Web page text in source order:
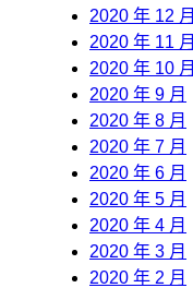
2020 年 12 月
2020 年 11 月
2020 年 10 月
2020 年 9 月
2020 年 8 月
2020 年 7 月
2020 年 6 月
2020 年 5 月
2020 年 4 月
2020 年 3 月
2020 年 2 月